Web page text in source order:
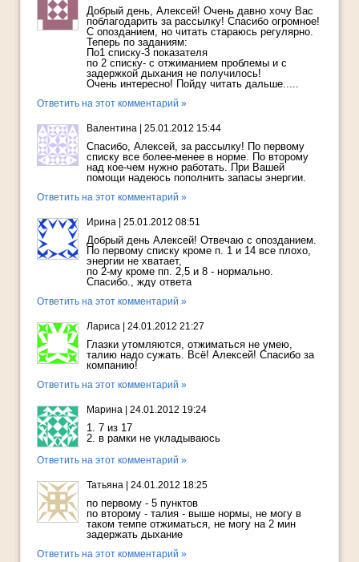
Добрый день, Алексей! Очень давно хочу Вас
поблагодарить за рассылку! Спасибо огромное!
С опозданием, но читать стараюсь регулярно.
Теперь по заданиям:
По1 списку-3 показателя
по 2 списку- с отжиманием проблемы и с
задержкой дыхания не получилось!
Очень интересно! Пойду читать дальше.....
Ответить на этот комментарий »
Валентина 25.01.2012 15:44
Спасибо, Алексей, за рассылку! По первому
списку все более-менее в норме. По второму
над кое-чем нужно работать. При Вашей
помощи надеюсь пополнить запасы энергии.
Ответить на этот комментарий »
Ирина 25.01.2012 08:51
Добрый день Алексей! Отвечаю с опозданием.
По первому списку кроме п. 1 и 14 все плохо,
энергии не хватает,
по 2-му кроме пп. 2,5 и 8 - нормально.
Спасибо., жду ответа
Ответить на этот комментарий »
Лариса 24.01.2012 21:27
Глазки утомляются, отжиматься не умею,
талию надо сужать. Всё! Алексей! Спасибо за
компанию!
Ответить на этот комментарий »
Марина 24.01.2012 19:24
1. 7 из 17
2. в рамки не укладываюсь
Ответить на этот комментарий »
Татьяна 24.01.2012 18:25
по первому - 5 пунктов
по второму - талия - выше нормы, не могу в
таком темпе отжиматься, не могу на 2 мин
задержать дыхание
Ответить на этот комментарий »